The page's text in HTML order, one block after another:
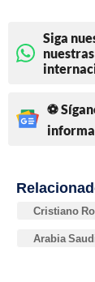
Siga
⚽
Cristiano
Arabia